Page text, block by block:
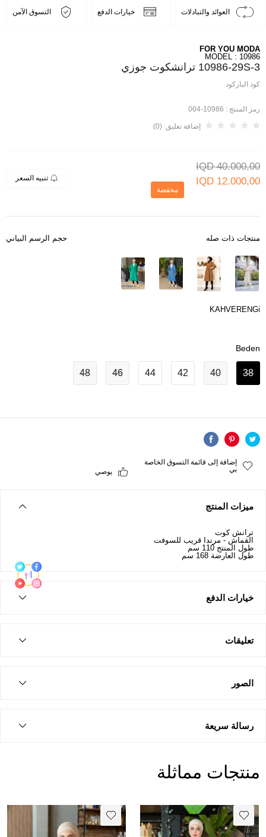
العوائد والتبادلات خيارات الدفع التسوق الآمن
FOR YOU MODA
MODEL : 10986
10986-29S-3 ترانشكوت جوزي
كود الباركود
رمز المنتج : 10986-004
إضافة تعليق (0)
40.000,00
IQD
12.000,00
مخفضة
تنبيه السعر
حجم الرسم البياني منتجات ذات صله
KAHVERENGi
Beden
38
40
42
44
46
48
إضافة إلى قائمة التسوق الخاصة
بي
يوصي
ميزات المنتج
ترانش كوت
القماش - مرندا قريب للسوفت
طول المنتج 110 سم
طول العارضة 168 سم
خيارات الدفع
تعليقات
الصور
رسالة سريعة
منتجات مماثلة